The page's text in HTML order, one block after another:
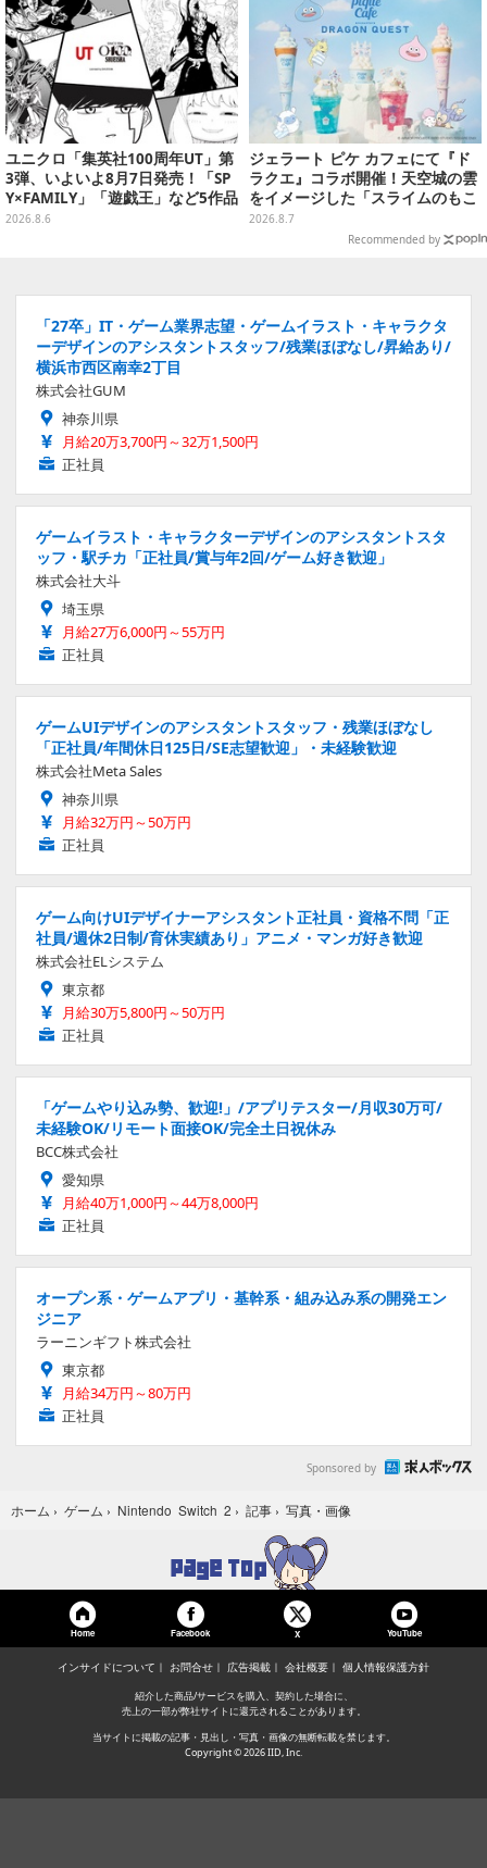
ユニクロ「集英社100周年UT」第
3弾、いよいよ8月7日発売！「SP
Y×FAMILY」「遊戯王」など5作品
をデザイン
2026.8.6
ジェラート ピケ カフェにて『ド
ラクエ』コラボ開催！天空城の雲
をイメージした「スライムのもこ
もこ天空クレープ」などを提供
2026.8.7
Recommended by
「27卒」IT・ゲーム業界志望・ゲームイラスト・キャラクタ
ーデザインのアシスタントスタッフ/残業ほぼなし/昇給あり/
横浜市西区南幸2丁目
株式会社GUM
神奈川県
月給20万3,700円～32万1,500円
正社員
ゲームイラスト・キャラクターデザインのアシスタントスタ
ッフ・駅チカ「正社員/賞与年2回/ゲーム好き歓迎」
株式会社大斗
埼玉県
月給27万6,000円～55万円
正社員
ゲームUIデザインのアシスタントスタッフ・残業ほぼなし
「正社員/年間休日125日/SE志望歓迎」・未経験歓迎
株式会社Meta Sales
神奈川県
月給32万円～50万円
正社員
ゲーム向けUIデザイナーアシスタント正社員・資格不問「正
社員/週休2日制/育休実績あり」アニメ・マンガ好き歓迎
株式会社ELシステム
東京都
月給30万5,800円～50万円
正社員
「ゲームやり込み勢、歓迎!」/アプリテスター/月収30万可/
未経験OK/リモート面接OK/完全土日祝休み
BCC株式会社
愛知県
月給40万1,000円～44万8,000円
正社員
オープン系・ゲームアプリ・基幹系・組み込み系の開発エン
ジニア
ラーニンギフト株式会社
東京都
月給34万円～80万円
正社員
Sponsored by
ホーム › ゲーム › Nintendo Switch 2 › 記事 › 写真・画像
Home Facebook X YouTube
インサイドについて お問合せ 広告掲載 会社概要 個人情報保護方針
紹介した商品/サービスを購入、契約した場合に、
売上の一部が弊社サイトに還元されることがあります。
当サイトに掲載の記事・見出し・写真・画像の無断転載を禁じます。
Copyright © 2026 IID, Inc.